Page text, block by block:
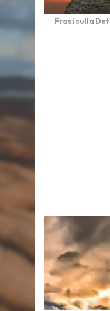
Frasi sulla